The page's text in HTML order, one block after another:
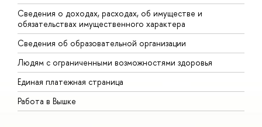
Сведения о доходах, расходах, об имуществе и
обязательствах имущественного характера
Сведения об образовательной организации
Людям с ограниченными возможностями здоровья
Единая платежная страница
Работа в Вышке